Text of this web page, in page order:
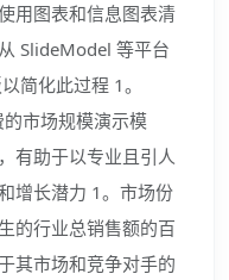
用图表和信息图表清
SlideModel 等平台
简化此过程 1。
市场规模演示模
有助于以专业且引人
增长潜力 1。市场份
的行业总销售额的百
其市场和竞争对手的